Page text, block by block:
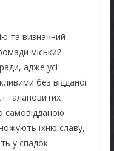
та визначний
міський
адже усі
без відданої
талановитих
самовідданою
їхню славу,
у спадок